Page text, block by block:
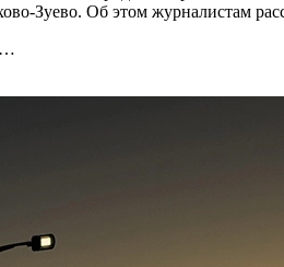
Зуево. Об этом журналистам